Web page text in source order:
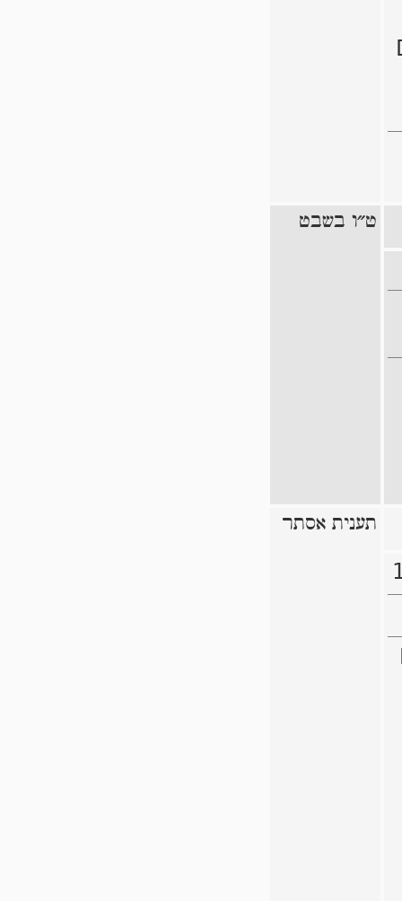
ט״ו בשבט
תענית אסתר